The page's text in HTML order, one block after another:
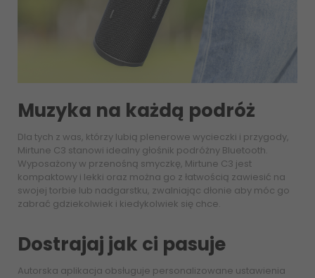
Muzyka na każdą podróż
Dla tych z was, którzy lubią plenerowe wycieczki i przygody,
Mirtune C3 stanowi idealny głośnik podróżny Bluetooth.
Wyposażony w przenośną smyczkę, Mirtune C3 jest
kompaktowy i lekki oraz można go z łatwością zawiesić na
swojej torbie lub nadgarstku, zwalniając dłonie aby móc go
zabrać gdziekolwiek i kiedykolwiek się chce.
Dostrajaj jak ci pasuje
Autorska aplikacja obsługuje personalizowane ustawienia